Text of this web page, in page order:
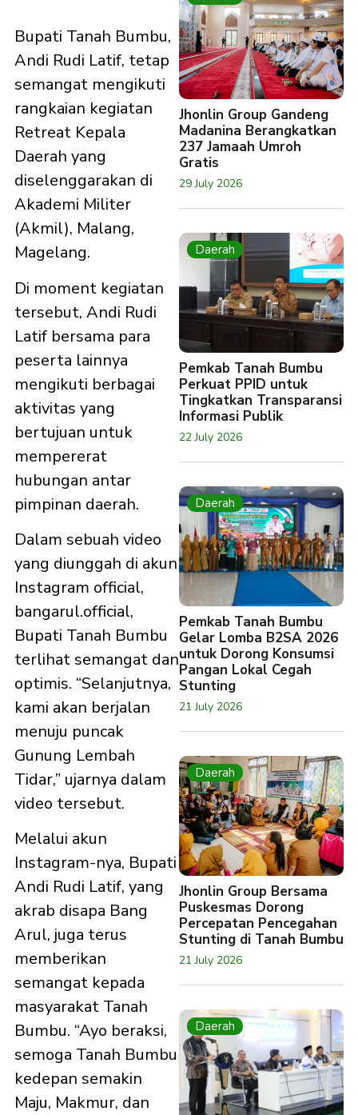
Bupati Tanah Bumbu,
Andi Rudi Latif, tetap
semangat mengikuti
rangkaian kegiatan
Retreat Kepala
Daerah yang
diselenggarakan di
Akademi Militer
(Akmil), Malang,
Magelang.
Di moment kegiatan
tersebut, Andi Rudi
Latif bersama para
peserta lainnya
mengikuti berbagai
aktivitas yang
bertujuan untuk
mempererat
hubungan antar
pimpinan daerah.
Dalam sebuah video
yang diunggah di akun
Instagram official,
bangarul.official,
Bupati Tanah Bumbu
terlihat semangat dan
optimis. “Selanjutnya,
kami akan berjalan
menuju puncak
Gunung Lembah
Tidar,” ujarnya dalam
video tersebut.
Melalui akun
Instagram-nya, Bupati
Andi Rudi Latif, yang
akrab disapa Bang
Arul, juga terus
memberikan
semangat kepada
masyarakat Tanah
Bumbu. “Ayo beraksi,
semoga Tanah Bumbu
kedepan semakin
Maju, Makmur, dan
Jhonlin Group Gandeng
Madanina Berangkatkan
237 Jamaah Umroh
Gratis
29 July 2026
Daerah
Pemkab Tanah Bumbu
Perkuat PPID untuk
Tingkatkan Transparansi
Informasi Publik
22 July 2026
Daerah
Pemkab Tanah Bumbu
Gelar Lomba B2SA 2026
untuk Dorong Konsumsi
Pangan Lokal Cegah
Stunting
21 July 2026
Daerah
Jhonlin Group Bersama
Puskesmas Dorong
Percepatan Pencegahan
Stunting di Tanah Bumbu
21 July 2026
Daerah